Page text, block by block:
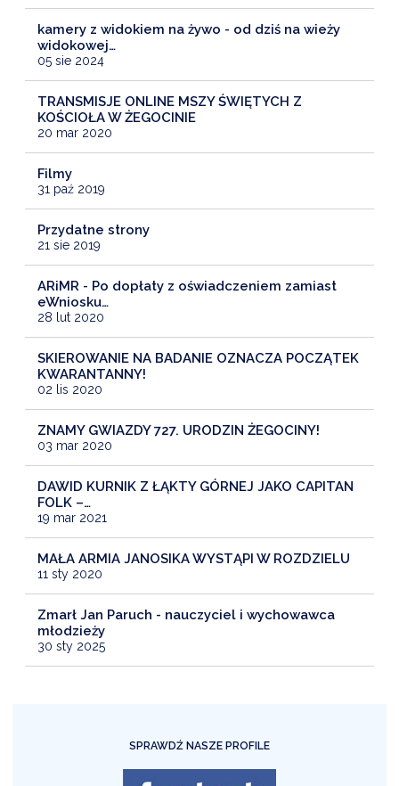
kamery z widokiem na żywo - od dziś na wieży
widokowej…
05 sie 2024
TRANSMISJE ONLINE MSZY ŚWIĘTYCH Z
KOŚCIOŁA W ŻEGOCINIE
20 mar 2020
Filmy
31 paź 2019
Przydatne strony
21 sie 2019
ARiMR - Po dopłaty z oświadczeniem zamiast
eWniosku…
28 lut 2020
SKIEROWANIE NA BADANIE OZNACZA POCZĄTEK
KWARANTANNY!
02 lis 2020
ZNAMY GWIAZDY 727. URODZIN ŻEGOCINY!
03 mar 2020
DAWID KURNIK Z ŁĄKTY GÓRNEJ JAKO CAPITAN
FOLK –…
19 mar 2021
MAŁA ARMIA JANOSIKA WYSTĄPI W ROZDZIELU
11 sty 2020
Zmarł Jan Paruch - nauczyciel i wychowawca
młodzieży
30 sty 2025
SPRAWDŹ NASZE PROFILE